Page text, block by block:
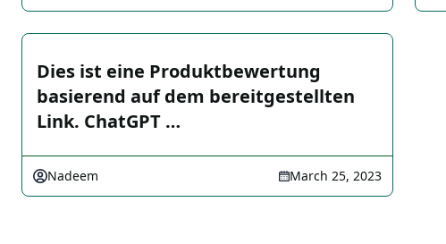
Dies ist eine Produktbewertung
basierend auf dem bereitgestellten
Link. ChatGPT …
Nadeem March 25, 2023